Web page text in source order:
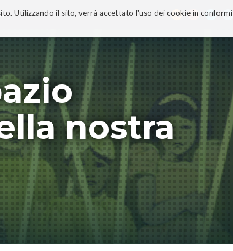
Utilizzando il sito, verrà accettato l'uso dei cookie in
nostra